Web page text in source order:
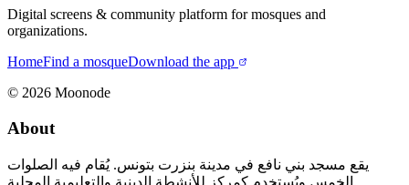
Digital screens & community platform for mosques and
organizations.
HomeFind a mosqueDownload the app
© 2026 Moonode
About
يقع مسجد بني نافع في مدينة بنزرت بتونس. يُقام فيه الصلوات
الخمس ويُستخدم كمركز للأنشطة الدينية والتعليمية المحلية.